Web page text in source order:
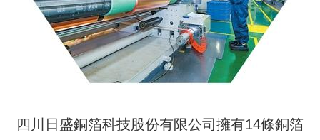
四川日盛銅箔科技股份有限公司擁有14條銅箔